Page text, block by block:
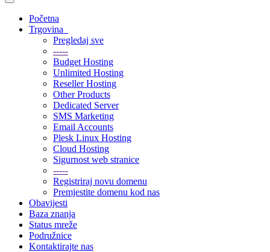
Prebaci
navigacijuPočetna
Trgovina
Pregledaj sve
-----
Budget Hosting
Unlimited Hosting
Reseller Hosting
Other Products
Dedicated Server
SMS Marketing
Email Accounts
Plesk Linux Hosting
Cloud Hosting
Sigurnost web stranice
-----
Registriraj novu domenu
Premjestite domenu kod nas
Obavijesti
Baza znanja
Status mreže
Podružnice
Kontaktirajte nas